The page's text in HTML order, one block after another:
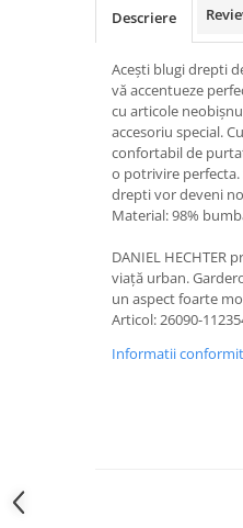
Descriere
Acești blugi drepti
vă accentueze
cu articole
accesoriu special.
confortabil de
o potrivire perfecta.
drepti vor deveni
Material: 98%
DANIEL
viață urban.
un aspect foarte
Articol: 26090-
Informatii